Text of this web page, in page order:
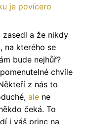
je povícero
a že nikdy
na kterého se
bude nejhůř?
chvíle
z nás to
ale ne
čeká. To
i váš princ na